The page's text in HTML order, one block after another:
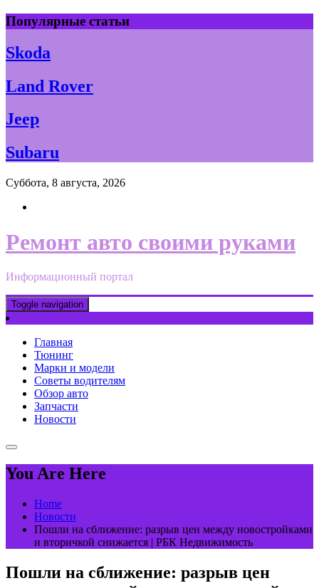
Skip
to
content
Популярные статьи
Skoda
Land Rover
Jeep
Subaru
Суббота, 8 августа, 2026
Ремонт авто своими руками
Информационный портал
Toggle navigation
Главная
Тюнинг
Марки и модели
Советы водителям
Обзор авто
Запчасти
Новости
You Are Here
Home
Новости
Пошли на сближение: разрыв цен между новостройками
и вторичкой снижается | РБК Недвижимость
Пошли на сближение: разрыв цен